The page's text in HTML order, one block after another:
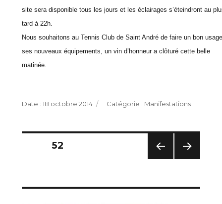
site sera disponible tous les jours et les éclairages s’éteindront au
tard à 22h.
Nous souhaitons au Tennis Club de Saint André de faire un bon
ses nouveaux équipements, un vin d’honneur a clôturé cette belle
matinée.
Publié
18 octobre 2014 Catégories
Manifestations
Pagination
publications
ÉDE
PAGE52
ANT